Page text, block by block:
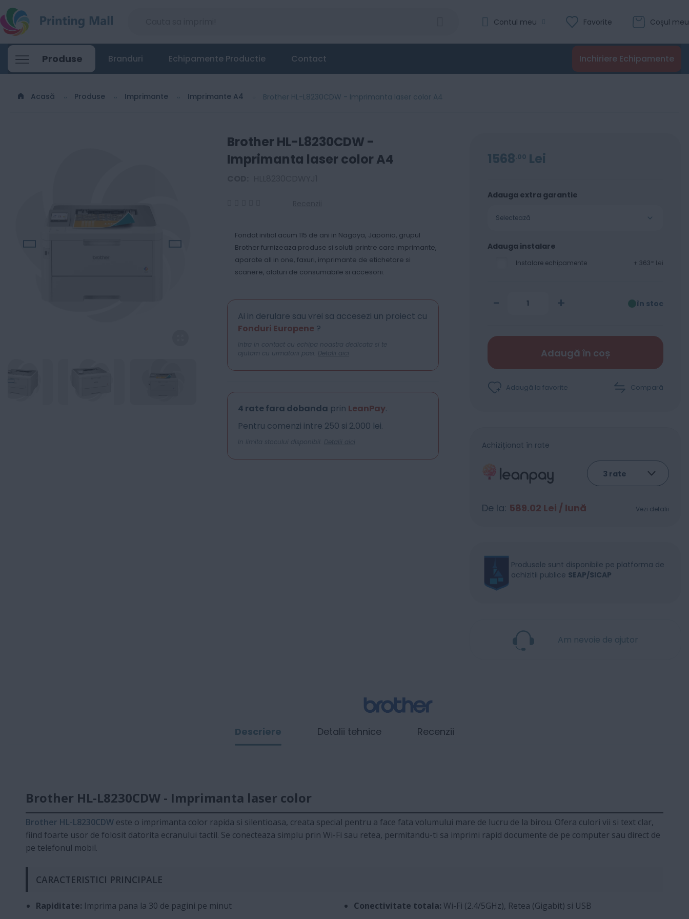
Coșul meu
Favorite
Contul meu
Produse Inchiriere Echipamente
Branduri Echipamente Productie Contact
Acasă Produse Imprimante Imprimante A4 Brother HL-L8230CDW - Imprimanta laser color A4
Brother HL-L8230CDW -
Imprimanta laser color A4
Fondat initial acum 115 de ani in Nagoya, Japonia, grupul
Brother furnizeaza produse si solutii printre care imprimante,
aparate all in one, faxuri, imprimante de etichetare si
scanere, alaturi de consumabile si accesorii.
Ai in derulare sau vrei sa accesezi un proiect cu
Fonduri Europene?
Intra in contact cu echipa noastra dedicata si te
ajutam cu urmatorii pasi. Detalii aici
4 rate fara dobanda prin LeanPay.
Pentru comenzi intre 250 si 2.000 lei.
In limita stocului disponibil. Detalii aici
1568 00 Lei
Adauga extra garantie
Selectează
Adauga instalare
Instalare echipamente + 363 Lei
- + în stoc
Adaugă în coș
Adaugă la favorite Compară
Achiziționat în rate
De la: 589.02 Lei / lună Vezi detalii
Produsele sunt disponibile pe platforma de
achizitii publice SEAP/SICAP
Am nevoie de ajutor
Brother HL-L8230CDW - Imprimanta laser color A4
Evaluare:
0
% of 100
Recenzii
1568 00Lei Adaugă în coș
Descriere
Brother HL-L8230CDW - Imprimanta laser color
Brother HL-L8230CDW este o imprimanta color rapida si silentioasa, creata special pentru a face fata volumului mare de lucru de la birou. Ofera culori vii si text clar,
fiind foarte usor de folosit datorita ecranului tactil. Se conecteaza simplu prin Wi-Fi sau retea, permitandu-ti sa imprimi rapid documente de pe computer sau direct de
pe telefonul mobil.
CARACTERISTICI PRINCIPALE
Rapiditate: Imprima pana la 30 de pagini pe minut
Conectivitate totala: Wi-Fi (2.4/5GHz), Retea (Gigabit) si USB
Detalii tehnice Recenzii